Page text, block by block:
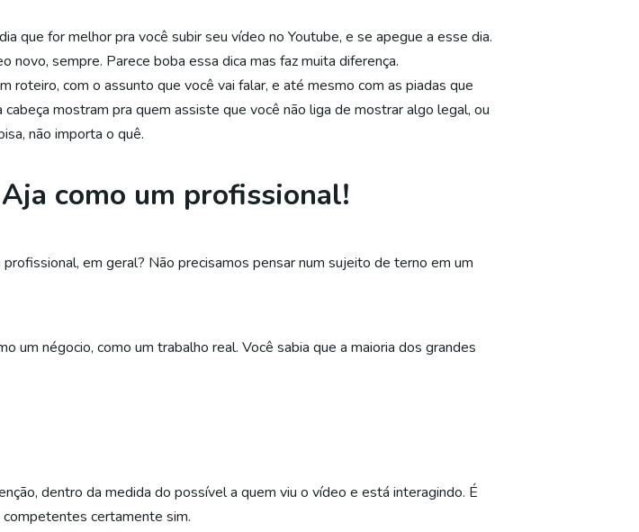
que for melhor pra você subir seu vídeo no Youtube, e se apegue a esse dia.
novo, sempre. Parece boba essa dica mas faz muita diferença.
roteiro, com o assunto que você vai falar, e até mesmo com as piadas que
mostram pra quem assiste que você não liga de mostrar algo legal, ou
não importa o quê.
como um profissional!
profissional, em geral? Não precisamos pensar num sujeito de terno em um
um négocio, como um trabalho real. Você sabia que a maioria dos grandes
dentro da medida do possível a quem viu o vídeo e está interagindo. É
certamente sim.